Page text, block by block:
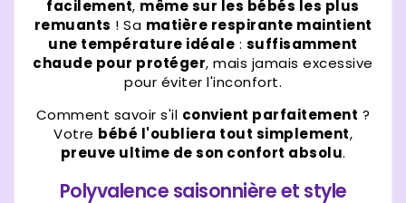
facilement, même sur les bébés les plus
remuants ! Sa matière respirante maintient
une température idéale : suffisamment
chaude pour protéger, mais jamais excessive
pour éviter l'inconfort.
Comment savoir s'il convient parfaitement ?
Votre bébé l'oubliera tout simplement,
preuve ultime de son confort absolu.
Polyvalence saisonnière et style